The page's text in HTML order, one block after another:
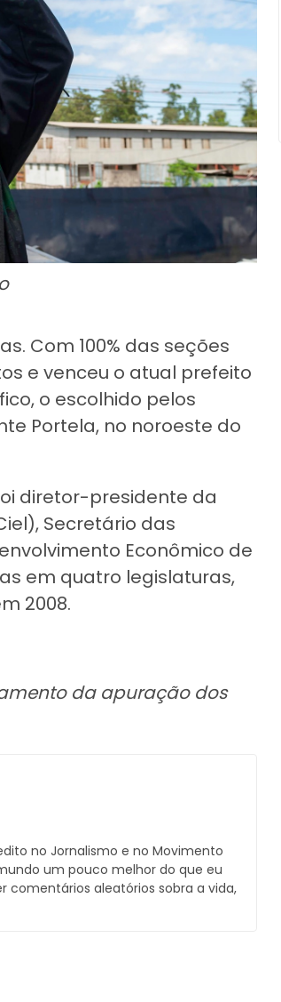
Com 100% das seções
e venceu o atual prefeito
o escolhido pelos
Portela, no noroeste do
diretor-presidente da
Secretário das
Econômico de
em quatro legislaturas,
2008.
da apuração dos
no Jornalismo e no Movimento
um pouco melhor do que eu
comentários aleatórios sobra a vida,